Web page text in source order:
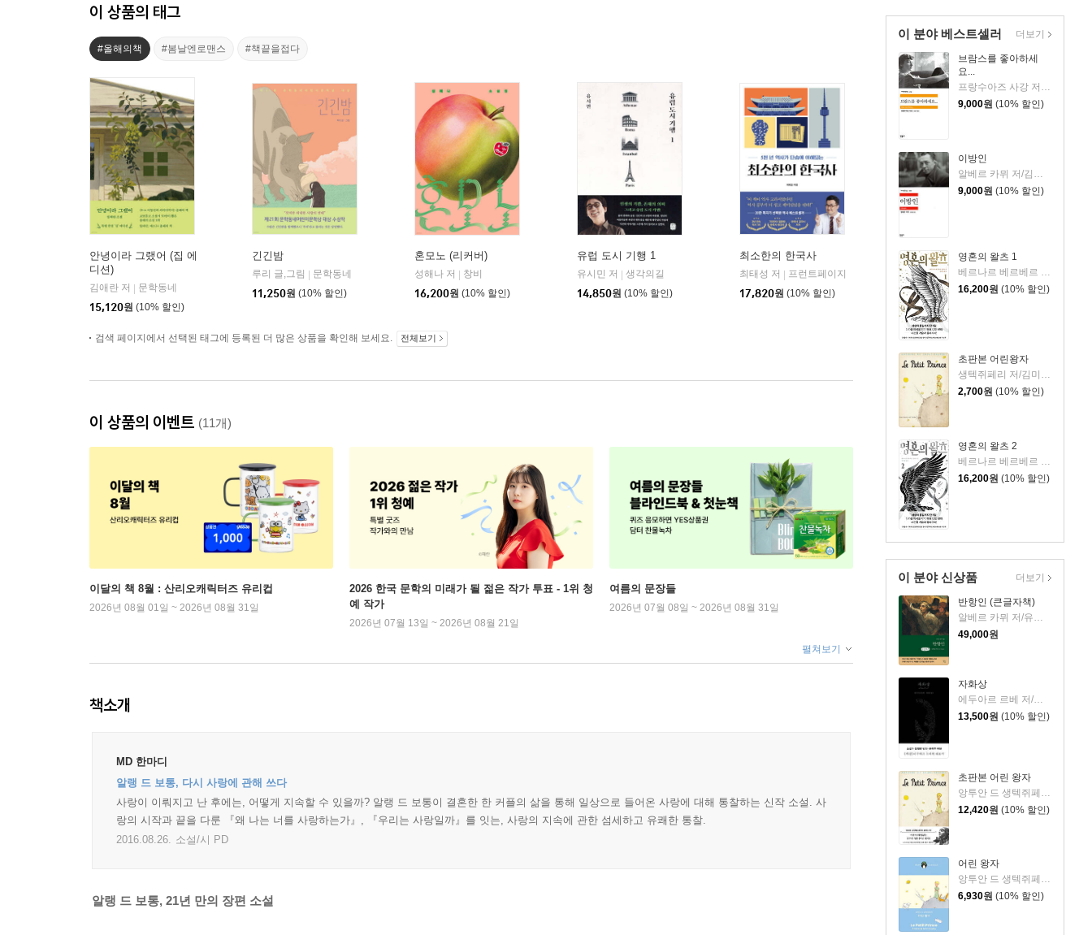
이 분야 베스트셀러
브람스를 좋아하세
요...
프랑수아즈 사강 저/김남주 역
9,000원 (10% 할인)
이방인
알베르 카뮈 저/김화영 역
9,000원 (10% 할인)
영혼의 왈츠 1
베르나르 베르베르 저/전미연 역
16,200원 (10% 할인)
초판본 어린왕자
2,700원 (10% 할인)
영혼의 왈츠 2
베르나르 베르베르 저/전미연 역
16,200원 (10% 할인)
더보기
이 분야 신상품
반항인 (큰글자책)
알베르 카뮈 저/유기환 역
49,000원
자화상
에두아르 르베 저/정영문 역
13,500원 (10% 할인)
초판본 어린 왕자
12,420원 (10% 할인)
어린 왕자
앙투안 드 생텍쥐페리 저/김미정 역
6,930원 (10% 할인)
더보기
이 상품의 태그
#올해의책 #봄날엔로맨스 #책끝을접다
안녕이라 그랬어 (집 에
디션)
김애란 저
문학동네
15,120원 (10% 할인)
긴긴밤
루리 글,그림
문학동네
11,250원 (10% 할인)
혼모노 (리커버)
성해나 저
창비
16,200원 (10% 할인)
유럽 도시 기행 1
유시민 저
생각의길
14,850원 (10% 할인)
최소한의 한국사
최태성 저
프런트페이지
17,820원 (10% 할인)
검색 페이지에서 선택된 태그에 등록된 더 많은 상품을 확인해 보세요. 전체보기
이 상품의 이벤트 (11개)
이달의 책 8월 : 산리오캐릭터즈 유리컵
2026년 08월 01일 ~ 2026년 08월 31일
2026 한국 문학의 미래가 될 젊은 작가 투표 - 1위 청
예 작가
2026년 07월 13일 ~ 2026년 08월 21일
여름의 문장들
2026년 07월 08일 ~ 2026년 08월 31일
펼쳐보기
책소개
MD 한마디
알랭 드 보통, 다시 사랑에 관해 쓰다
사랑이 이뤄지고 난 후에는, 어떻게 지속할 수 있을까? 알랭 드 보통이 결혼한 한 커플의 삶을 통해 일상으로 들어온 사랑에 대해 통찰하는 신작 소설. 사
랑의 시작과 끝을 다룬 『왜 나는 너를 사랑하는가』, 『우리는 사랑일까』를 잇는, 사랑의 지속에 관한 섬세하고 유쾌한 통찰.
2016.08.26. 소설/시 PD
알랭 드 보통, 21년 만의 장편 소설